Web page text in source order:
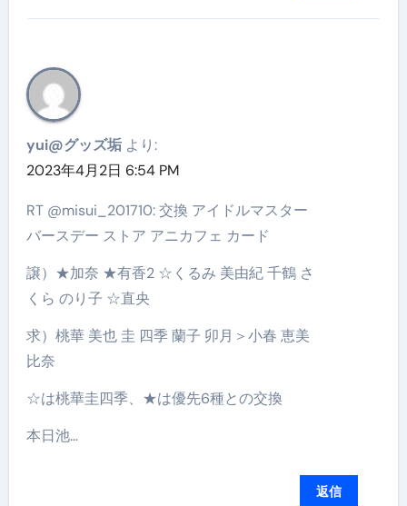
yui@グッズ垢 より:
2023年4月2日 6:54 PM
RT @misui_201710: 交換 アイドルマスター
バースデー ストア アニカフェ カード
譲）★加奈 ★有香2 ☆くるみ 美由紀 千鶴 さ
くら のり子 ☆直央
求）桃華 美也 圭 四季 蘭子 卯月＞小春 恵美
比奈
☆は桃華圭四季、★は優先6種との交換
本日池…
返信